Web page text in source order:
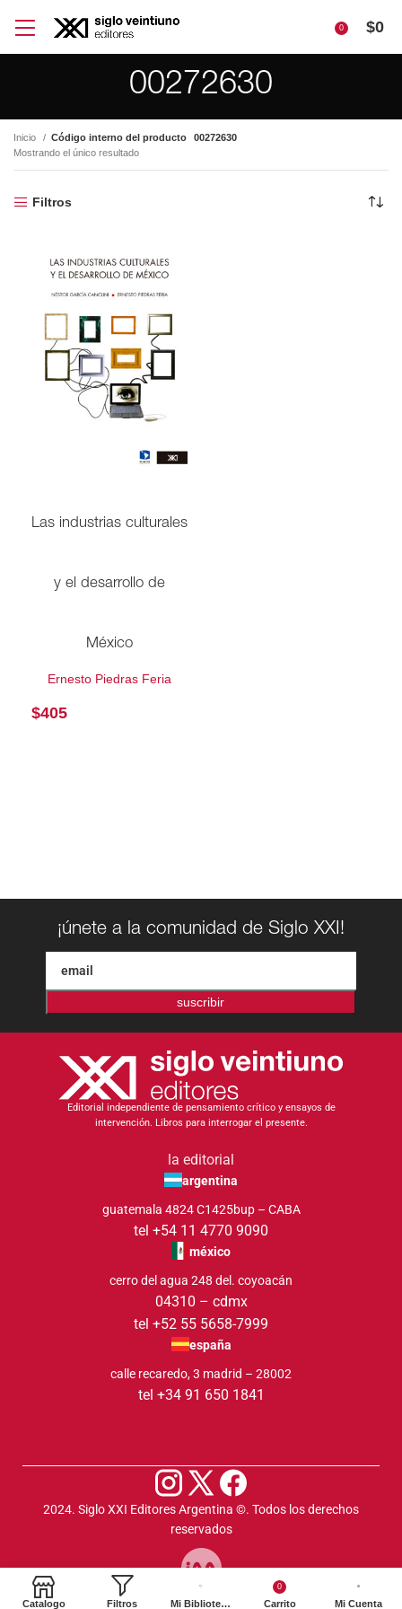
0 $0
00272630
Inicio Código interno del producto
00272630
Mostrando el único resultado
Filtros
Las industrias culturales
y el desarrollo de
México
Ernesto Piedras Feria
$405
¡únete a la comunidad de Siglo XXI!
suscribir
Editorial independiente de pensamiento crítico y ensayos de
intervención. Libros para interrogar el presente.
la editorial
argentina
guatemala 4824 C1425bup – CABA
tel +54 11 4770 9090
méxico
cerro del agua 248 del. coyoacán
04310 – cdmx
tel +52 55 5658-7999
españa
calle recaredo, 3 madrid – 28002
tel +34 91 650 1841
2024. Siglo XXI Editores Argentina ©️. Todos los derechos
reservados
Catalogo Filtros Mi Biblioteca
0
Carrito Mi Cuenta